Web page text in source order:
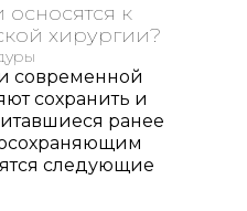
осносятся к
хирургии?
современной
сохранить и
ранее
следующие